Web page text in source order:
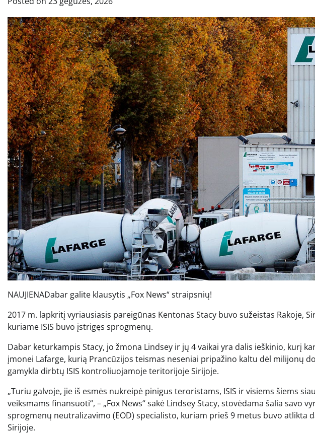
NAUJIENADabar galite klausytis „Fox News“ straipsnių!
2017 m. lapkritį vyriausiasis pareigūnas Kentonas Stacy buvo sužeistas Rakoje,
kuriame ISIS buvo įstrigęs sprogmenų.
Dabar keturkampis Stacy, jo žmona Lindsey ir jų 4 vaikai yra dalis ieškinio, kurį
įmonei Lafarge, kurią Prancūzijos teismas neseniai pripažino kaltu dėl milijonų
gamykla dirbtų ISIS kontroliuojamoje teritorijoje Sirijoje.
„Turiu galvoje, jie iš esmės nukreipė pinigus teroristams, ISIS ir visiems šiems
veiksmams finansuoti“, – „Fox News“ sakė Lindsey Stacy, stovėdama šalia savo
sprogmenų neutralizavimo (EOD) specialisto, kuriam prieš 9 metus buvo atlikta
Sirijoje.